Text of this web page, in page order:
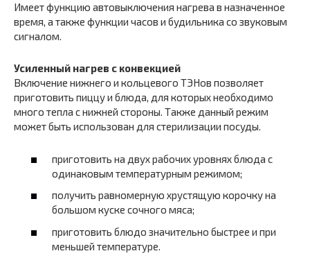
Имеет функцию автовыключения нагрева в назначенное
время, а также функции часов и будильника со звуковым
сигналом.
Усиленный нагрев с конвекцией
Включение нижнего и кольцевого ТЭНов позволяет
приготовить пиццу и блюда, для которых необходимо
много тепла с нижней стороны. Также данный режим
может быть использован для стерилизации посуды.
приготовить на двух рабочих уровнях блюда с
одинаковым температурным режимом;
получить равномерную хрустящую корочку на
большом куске сочного мяса;
приготовить блюдо значительно быстрее и при
меньшей температуре.